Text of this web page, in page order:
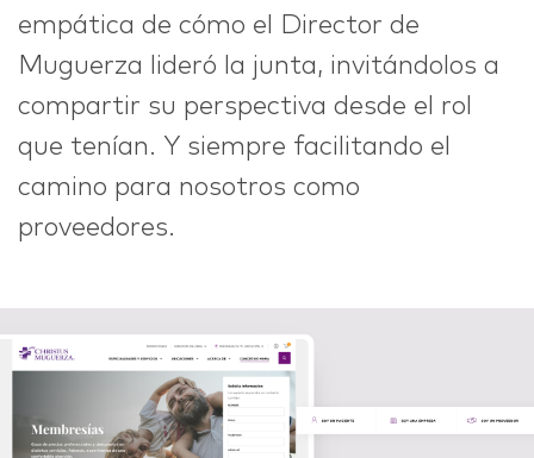
empática de cómo el Director de
Muguerza lideró la junta, invitándolos a
compartir su perspectiva desde el rol
que tenían. Y siempre facilitando el
camino para nosotros como
proveedores.